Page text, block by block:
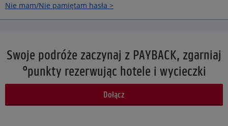
Nie mam/Nie pamiętam hasła >
Swoje podróże zaczynaj z PAYBACK, zgarniaj
°punkty rezerwując hotele i wycieczki
Dołącz